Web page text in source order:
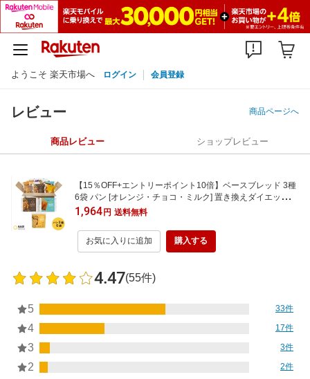
ようこそ 楽天市場へ ログイン 会員登録
レビュー 商品ページへ
商品レビュー ショップレビュー
【15％OFF+エントリーポイント10倍】ベースブレッド 3種
6袋 パン [オレンジ・チョコ・ミルク] 置き換えダイエット
ダイエット食品 完全栄養食 低糖質 BASE BREAD ベースフ
ード BASE FOOD
1,964円 送料無料
お気に入りに追加 購入する
4.47(55件)
5 33件
4 17件
3 3件
2 2件